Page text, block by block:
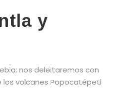
y
nos deleitaremos con
los volcanes Popocatépetl